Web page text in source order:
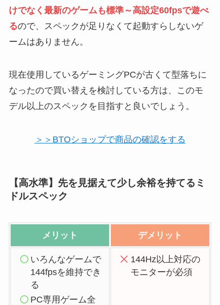
けでなく最新のゲームも標準～高設定60fpsで遊べ
るので、スペックが足りなくて起動すらしないゲ
ームはありません。
現在使用しているゲーミングPCが古くて型落ちに
なったので買い替えを検討している方は、このモ
デル以上のスペックを目指すと良いでしょう。
＞＞BTOショップで商品の確認をする
【高水準】先を見据えて少し余裕を持てるミ
ドルスペック
メリット デメリット
いろんなゲームで
144fpsを維持でき
る
PC専用ゲーム全
144Hz以上対応の
モニターが必須